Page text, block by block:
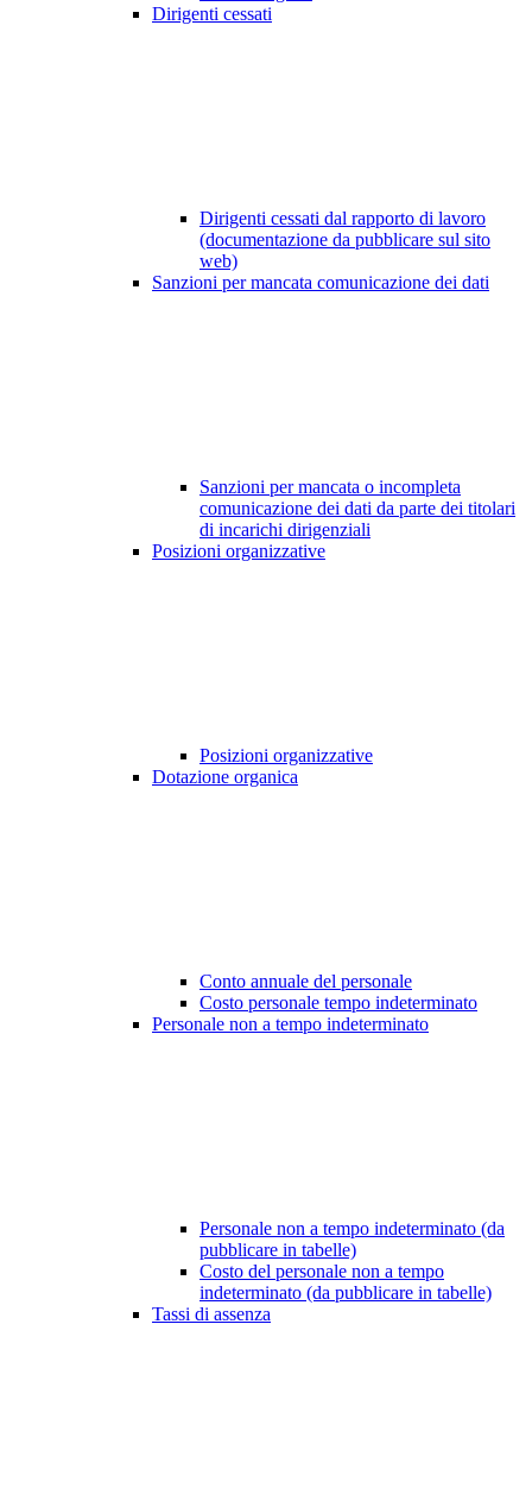
Dirigenti cessati
Dirigenti cessati dal rapporto di lavoro
(documentazione da pubblicare sul sito
web)
Sanzioni per mancata comunicazione dei dati
Sanzioni per mancata o incompleta
comunicazione dei dati da parte dei titolari
di incarichi dirigenziali
Posizioni organizzative
Posizioni organizzative
Dotazione organica
Conto annuale del personale
Costo personale tempo indeterminato
Personale non a tempo indeterminato
Personale non a tempo indeterminato (da
pubblicare in tabelle)
Costo del personale non a tempo
indeterminato (da pubblicare in tabelle)
Tassi di assenza